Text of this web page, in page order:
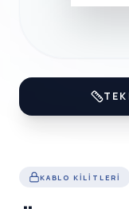
KABLO KILITLERI